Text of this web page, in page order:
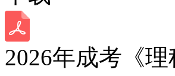
2026年成考《